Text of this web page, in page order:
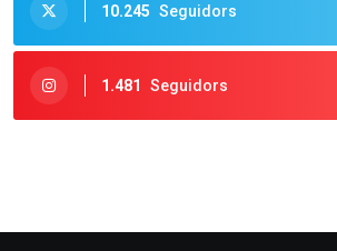
10.245 Seguidors
1.481 Seguidors